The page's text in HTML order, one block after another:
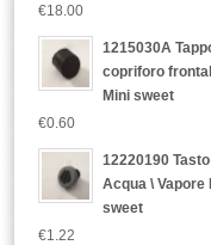
€18.00
1215030A
copriforo
Mini sweet
€0.60
12220190 Tasto
Acqua \ Vapore
sweet
€1.22